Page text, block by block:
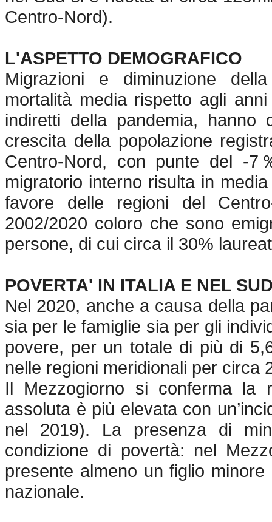
Centro-Nord).
L'ASPETTO DEMOGRAFICO
Migrazioni e diminuzione
mortalità media rispetto agli
indiretti della pandemia,
crescita della popolazione
Centro-Nord, con punte del -
migratorio interno risulta in
favore delle regioni del
2002/2020 coloro che sono
persone, di cui circa il 30%
POVERTA' IN ITALIA E NEL
Nel 2020, anche a causa della
sia per le famiglie sia per gli
povere, per un totale di più di
nelle regioni meridionali per circa
Il Mezzogiorno si conferma la
assoluta è più elevata con
nel 2019). La presenza di
condizione di povertà: nel
presente almeno un figlio
nazionale.